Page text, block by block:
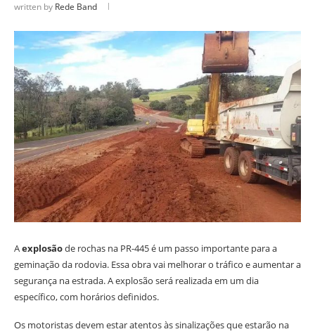
written by Rede Band
Aexplosãode rochas na PR-445 é um passo importante para a
geminação da rodovia. Essa obra vai melhorar o tráfico e aumentar a
segurança na estrada. A explosão será realizada em um dia
específico, com horários definidos.
Os motoristas devem estar atentos às sinalizações que estarão na